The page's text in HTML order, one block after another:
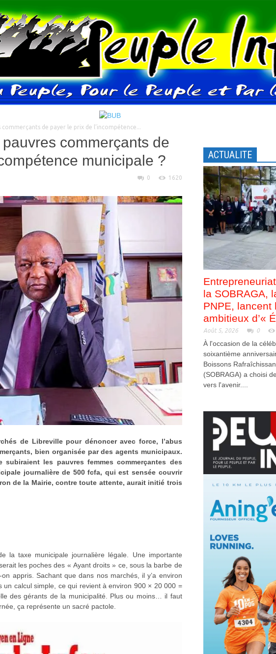
commerçants de payer le prix de l’incompétence...
commerçants de
municipale ?
0 1620
de Libreville pour dénoncer avec force, l’abus
bien organisée par des agents municipaux.
les pauvres femmes commerçantes des
journalière de 500 fcfa, qui est sensée couvrir
de la Mairie, contre toute attente, aurait initié trois
la taxe municipale journalière légale. Une importante
les poches des « Ayant droits » ce, sous la barbe de
appris. Sachant que dans nos marchés, il y’a environ
un calcul simple, ce qui revient à environ 900 × 20 000 =
des gérants de la municipalité. Plus ou moins… il faut
ça représente un sacré pactole.
ACTUALITE
la SOBRAGA,
PNPE, lancent
ambitieux d’«
Août 5, 2026 0
À l'occasion de la
soixantième
Boissons
(SOBRAGA) a choisi
vers l'avenir....